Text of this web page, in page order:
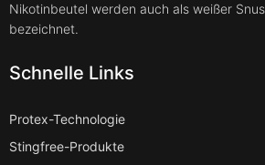
Nikotinbeutel werden auch als weißer
bezeichnet.
Schnelle Links
Protex-Technologie
Stingfree-Produkte